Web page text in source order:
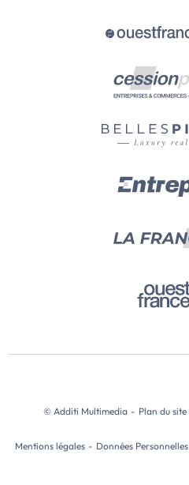
© Additi Multimedia - Plan du site
Mentions légales - Données Personnelles